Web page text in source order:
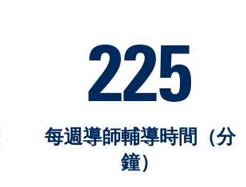
每週導師輔導時間（分
鐘）
225